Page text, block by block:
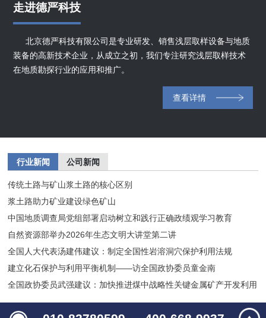
走进德严科技
北京德严科技有限公司是专业研发、销售浅层取样设备与地质
装备的高新技术企业，从成立之初，我们专注研究浅层取样技术
在地质勘探行业的应用和推广。
查看详情
行业新闻 公司新闻
传统土路与矿山浆土路的核心区别
浆土路助力矿业建设绿色矿山
中国地质调查局党组部署启动树立和践行正确政绩观学习教育
自然资源部举办2026年生态文明大讲堂第二讲
全国人大代表汤建伟建议：制定全国性岩溶洞穴保护利用法规
建立化石保护与利用平衡机制——访全国政协委员童金南
全国政协委员武强建议：加快推进煤中战略性关键金属矿产开发利用